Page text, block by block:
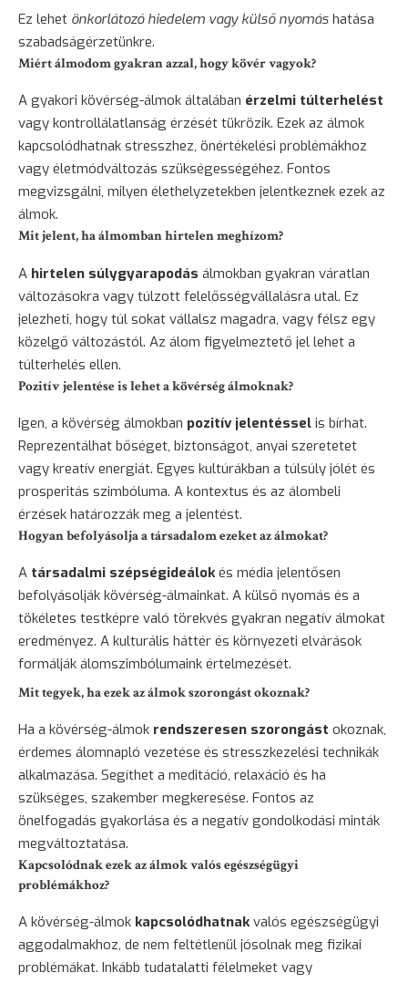
Ez lehet önkorlátozó hiedelem vagy külső nyomás hatása
szabadságérzetünkre.
Miért álmodom gyakran azzal, hogy kövér vagyok?
A gyakori kövérség-álmok általában érzelmi túlterhelést
vagy kontrollálatlanság érzését tükrözik. Ezek az álmok
kapcsolódhatnak stresszhez, önértékelési problémákhoz
vagy életmódváltozás szükségességéhez. Fontos
megvizsgálni, milyen élethelyzetekben jelentkeznek ezek az
álmok.
Mit jelent, ha álmomban hirtelen meghízom?
A hirtelen súlygyarapodás álmokban gyakran váratlan
változásokra vagy túlzott felelősségvállalásra utal. Ez
jelezheti, hogy túl sokat vállalsz magadra, vagy félsz egy
közelgő változástól. Az álom figyelmeztető jel lehet a
túlterhelés ellen.
Pozitív jelentése is lehet a kövérség álmoknak?
Igen, a kövérség álmokban pozitív jelentéssel is bírhat.
Reprezentálhat bőséget, biztonságot, anyai szeretetet
vagy kreatív energiát. Egyes kultúrákban a túlsúly jólét és
prosperitás szimbóluma. A kontextus és az álombeli
érzések határozzák meg a jelentést.
Hogyan befolyásolja a társadalom ezeket az álmokat?
A társadalmi szépségideálokés média jelentősen
befolyásolják kövérség-álmainkat. A külső nyomás és a
tökéletes testképre való törekvés gyakran negatív álmokat
eredményez. A kulturális háttér és környezeti elvárások
formálják álomszimbólumaink értelmezését.
Mit tegyek, ha ezek az álmok szorongást okoznak?
Ha a kövérség-álmok rendszeresen szorongást okoznak,
érdemes álomnapló vezetése és stresszkezelési technikák
alkalmazása. Segíthet a meditáció, relaxáció és ha
szükséges, szakember megkeresése. Fontos az
önelfogadás gyakorlása és a negatív gondolkodási minták
megváltoztatása.
Kapcsolódnak ezek az álmok valós egészségügyi
problémákhoz?
A kövérség-álmok kapcsolódhatnakvalós egészségügyi
aggodalmakhoz, de nem feltétlenül jósolnak meg fizikai
problémákat. Inkább tudatalatti félelmeket vagy